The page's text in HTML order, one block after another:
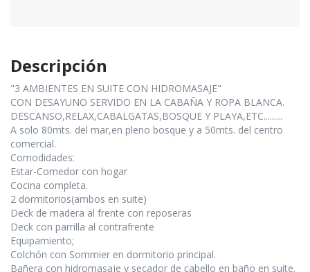
Descripción
"3 AMBIENTES EN SUITE CON HIDROMASAJE"
CON DESAYUNO SERVIDO EN LA CABAÑA Y ROPA BLANCA.
DESCANSO,RELAX,CABALGATAS,BOSQUE Y PLAYA,ETC.........
A solo 80mts. del mar,en pleno bosque y a 50mts. del centro
comercial.
Comodidades:
Estar-Comedor con hogar
Cocina completa.
2 dormitorios(ambos en suite)
Deck de madera al frente con reposeras
Deck con parrilla al contrafrente
Equipamiento;
Colchón con Sommier en dormitorio principal.
Bañera con hidromasaje y secador de cabello en baño en suite.